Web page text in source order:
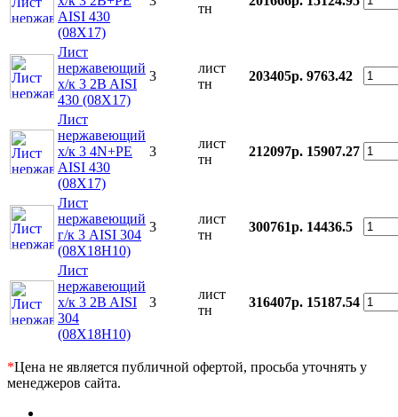
AISI 430
(08Х17)
тн
Лист
нержавеющий
х/к 3 2B AISI
430 (08Х17)
3
лист
тн
203405р. 9763.42
Лист
нержавеющий
х/к 3 4N+PE
AISI 430
(08Х17)
3
лист
тн
212097р. 15907.27
Лист
нержавеющий
г/к 3 AISI 304
(08Х18Н10)
3
лист
тн
300761р. 14436.5
Лист
нержавеющий
х/к 3 2B AISI
304
(08Х18Н10)
3
лист
тн
316407р. 15187.54
*Цена не является публичной офертой, просьба уточнять у
менеджеров сайта.